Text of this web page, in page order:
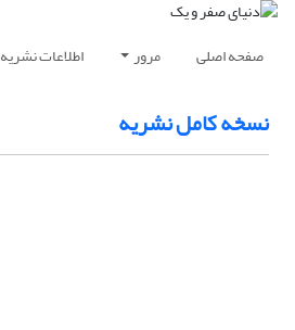
صفحه اصلی مرور اطلاعات نشریه
نسخه کامل نشریه